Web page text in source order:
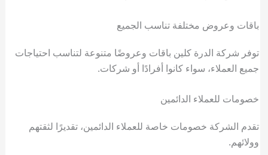
باقات وعروض مختلفة تناسب الجميع
توفر شركة الدرة كلين باقات وعروضًا متنوعة لتناسب احتياجات
جميع العملاء، سواء كانوا أفرادًا أو شركات.
خصومات للعملاء الدائمين
تقدم الشركة خصومات خاصة للعملاء الدائمين، تقديرًا لثقتهم
وولائهم.